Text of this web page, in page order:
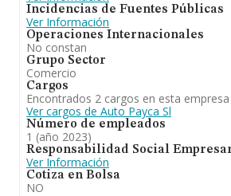
Incidencias de Fuentes Públicas
Ver Información
Operaciones Internacionales
No constan
Grupo Sector
Comercio
Cargos
Encontrados 2 cargos en esta empresa
Ver cargos de Auto Payca Sl
Número de empleados
1 (año 2023)
Responsabilidad Social
Ver Información
Cotiza en Bolsa
NO